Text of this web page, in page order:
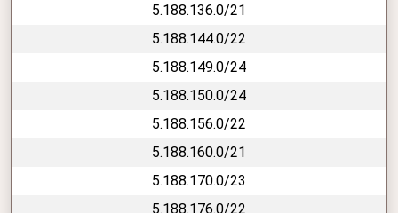
5.188.136.0/21
5.188.144.0/22
5.188.149.0/24
5.188.150.0/24
5.188.156.0/22
5.188.160.0/21
5.188.170.0/23
5.188.176.0/22